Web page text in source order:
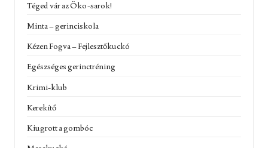
Téged vár az Öko-sarok!
Minta – gerinciskola
Kézen Fogva – Fejlesztőkuckó
Egészséges gerinctréning
Krimi-klub
Kerekítő
Kiugrott a gombóc